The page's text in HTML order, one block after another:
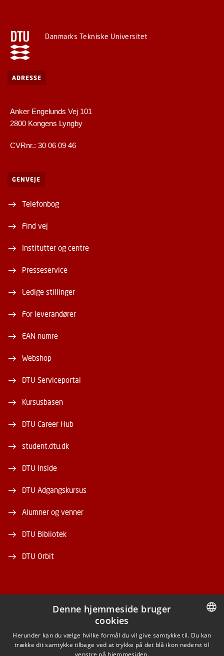
Danmarks Tekniske Universitet
ADRESSE
Anker Engelunds Vej 101
2800 Kongens Lyngby
CVRnr.: 30 06 09 46
GENVEJE
Telefonbog
Find vej
Institutter og centre
Presseservice
Ledige stillinger
For leverandører
EAN numre
Webshop
DTU Serviceportal
Kursusbasen
DTU Career Hub
student.dtu.dk
DTU Inside
DTU Adgangskursus
Alumner og venner
DTU Bibliotek
DTU Orbit
FACEBOOK
INSTAGRAM
DANISH
Denne hjemmeside bruger
cookies
Herunder kan du vælge hvilke formål du vil give samtykke til. Du kan
trække dit samtykke tilbage ved at trykke på det blå ikon nederst til
venstre på hjemmesiden.